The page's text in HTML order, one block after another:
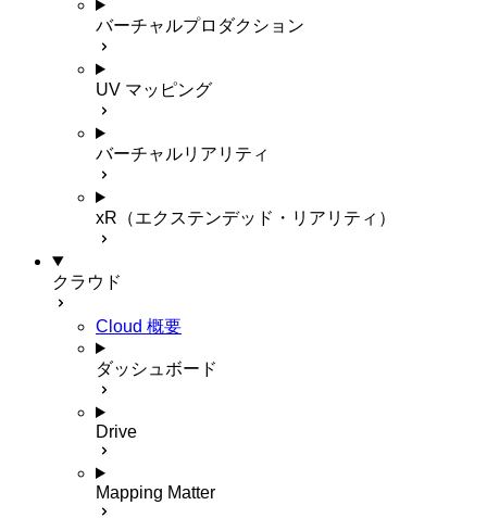
バーチャルプロダクション
UV マッピング
バーチャルリアリティ
xR（エクステンデッド・リアリティ）
クラウド
Cloud 概要
ダッシュボード
Drive
Mapping Matter